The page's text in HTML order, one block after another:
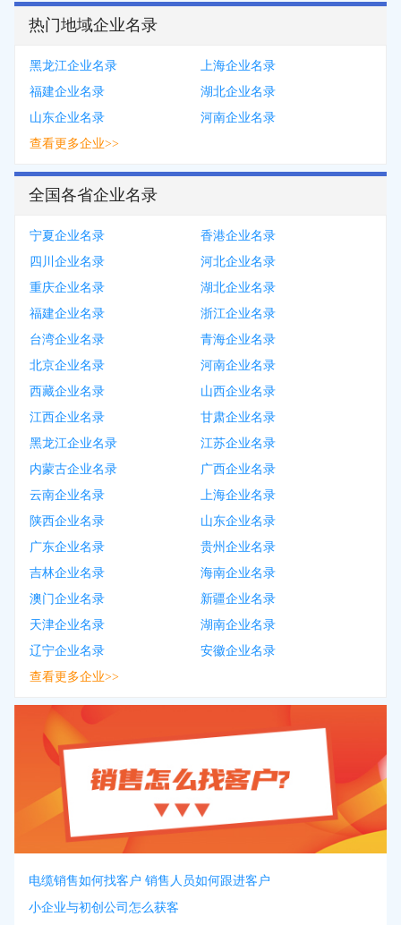
热门地域企业名录
黑龙江企业名录
上海企业名录
福建企业名录
湖北企业名录
山东企业名录
河南企业名录
查看更多企业>>
全国各省企业名录
宁夏企业名录
香港企业名录
四川企业名录
河北企业名录
重庆企业名录
湖北企业名录
福建企业名录
浙江企业名录
台湾企业名录
青海企业名录
北京企业名录
河南企业名录
西藏企业名录
山西企业名录
江西企业名录
甘肃企业名录
黑龙江企业名录
江苏企业名录
内蒙古企业名录
广西企业名录
云南企业名录
上海企业名录
陕西企业名录
山东企业名录
广东企业名录
贵州企业名录
吉林企业名录
海南企业名录
澳门企业名录
新疆企业名录
天津企业名录
湖南企业名录
辽宁企业名录
安徽企业名录
查看更多企业>>
电缆销售如何找客户 销售人员如何跟进客户
小企业与初创公司怎么获客